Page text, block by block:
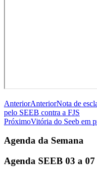
AnteriorAnteriorNota de
pelo SEEB contra a FJS
PróximoVitória do Seeb em
Agenda da Semana
Agenda SEEB 03 a 07